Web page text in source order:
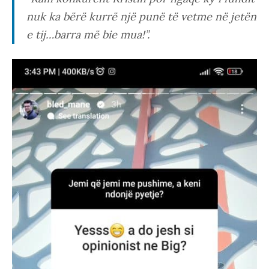
nuk ka bërë kurrë një punë të vetme në jetën
e tij…barra më bie mua!”.